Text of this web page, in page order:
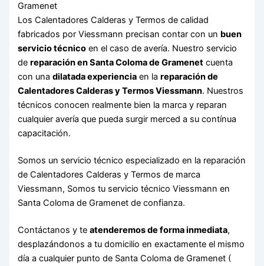
Los Calentadores Calderas y Termos de calidad
fabricados por Viessmann precisan contar con un buen
servicio técnico en el caso de avería. Nuestro servicio
dereparación en Santa Coloma de Gramenet cuenta
con unadilatada experiencia en lareparación de
Calentadores Calderas y Termos Viessmann. Nuestros
técnicos conocen realmente bien la marca y reparan
cualquier avería que pueda surgir merced a su contínua
capacitación.
Somos un servicio técnico especializado en la reparación
de Calentadores Calderas y Termos de marca
Viessmann, Somos tu servicio técnico Viessmann en
Santa Coloma de Gramenet de confianza.
Contáctanos y teatenderemos de forma inmediata,
desplazándonos a tu domicilio en exactamente el mismo
día a cualquier punto de Santa Coloma de Gramenet (